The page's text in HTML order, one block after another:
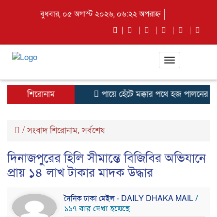
বুধবার, ০৫ অগাস্ট ২০২৬, ০৬:২২ অপরাহ্ন
Toggle
শিরোনাম
পায়ে হেঁটে মক্কার পথে হজ পালনের
/সংবাদ শিরোনাম,সর্বশেষ
দিনাজপুরের হিলি সীমান্তে বিজিবির অভিযানে
প্রায় ১৪ লাখ টাকার মাদক উদ্ধার
দৈনিক ঢাকা মেইল - DAILY DHAKA MAIL/
১১৭ বার দেখা হয়েছে